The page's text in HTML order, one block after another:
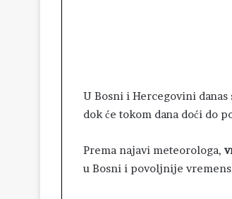
U Bosni i Hercegovini
dok će tokom dana doći do
Prema najavi meteorologa,
u Bosni i povoljnije